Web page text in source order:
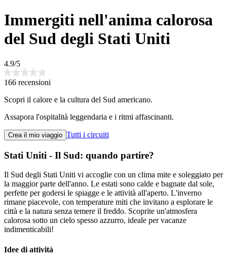
Immergiti nell'anima calorosa
del Sud degli Stati Uniti
4.9/5
166 recensioni
Scopri il calore e la cultura del Sud americano.
Assapora l'ospitalità leggendaria e i ritmi affascinanti.
Crea il mio viaggio Tutti i circuiti
Stati Uniti - Il Sud: quando partire?
Il Sud degli Stati Uniti vi accoglie con un clima mite e soleggiato per
la maggior parte dell'anno. Le estati sono calde e bagnate dal sole,
perfette per godersi le spiagge e le attività all'aperto. L'inverno
rimane piacevole, con temperature miti che invitano a esplorare le
città e la natura senza temere il freddo. Scoprite un'atmosfera
calorosa sotto un cielo spesso azzurro, ideale per vacanze
indimenticabili!
Idee di attività